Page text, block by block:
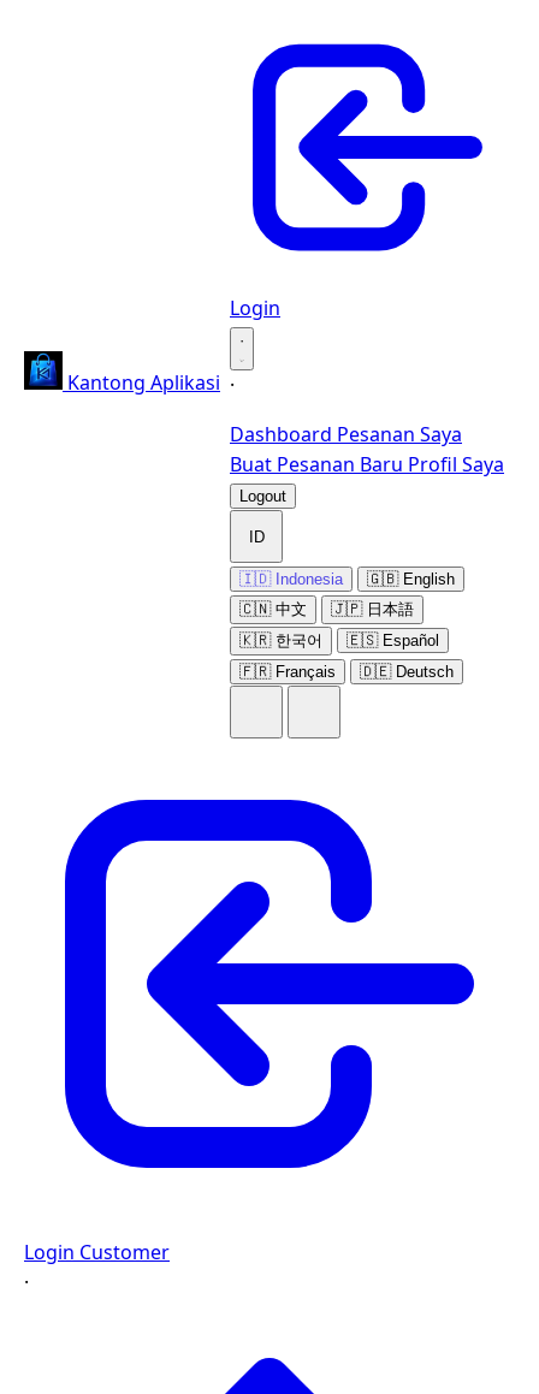
Kantong Aplikasi
Login
·
·
Dashboard Pesanan Saya
Buat Pesanan Baru Profil Saya
Logout
ID
🇮🇩 Indonesia
🇬🇧 English
🇨🇳 中文
🇯🇵 日本語
🇰🇷 한국어
🇪🇸 Español
🇫🇷 Français
🇩🇪 Deutsch
Login Customer
·